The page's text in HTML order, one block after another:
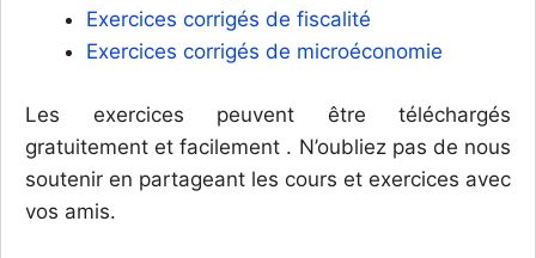
Exercices corrigés de fiscalité
Exercices corrigés de microéconomie
Les exercices peuvent être téléchargés
gratuitement et facilement . N’oubliez pas de nous
soutenir en partageant les cours et exercices avec
vos amis.